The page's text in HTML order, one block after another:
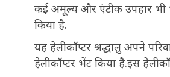
कई अमूल्य और एंटीक उपहार भी
किया है.
यह हेलीकॉप्टर श्रद्धालु अपने
हेलीकॉप्टर भेंट किया है.इस